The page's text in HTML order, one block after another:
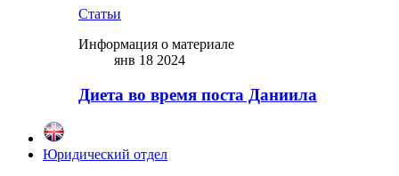
Статьи
Информация о материале
янв 18 2024
Диета во время поста Даниила
Юридический отдел